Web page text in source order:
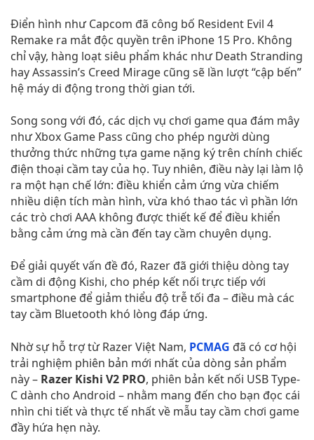
Điển hình như Capcom đã công bố Resident Evil 4
Remake ra mắt độc quyền trên iPhone 15 Pro. Không
chỉ vậy, hàng loạt siêu phẩm khác như Death Stranding
hay Assassin’s Creed Mirage cũng sẽ lần lượt “cập bến”
hệ máy di động trong thời gian tới.
Song song với đó, các dịch vụ chơi game qua đám mây
như Xbox Game Pass cũng cho phép người dùng
thưởng thức những tựa game nặng ký trên chính chiếc
điện thoại cầm tay của họ. Tuy nhiên, điều này lại làm lộ
ra một hạn chế lớn: điều khiển cảm ứng vừa chiếm
nhiều diện tích màn hình, vừa khó thao tác vì phần lớn
các trò chơi AAA không được thiết kế để điều khiển
bằng cảm ứng mà cần đến tay cầm chuyên dụng.
Để giải quyết vấn đề đó, Razer đã giới thiệu dòng tay
cầm di động Kishi, cho phép kết nối trực tiếp với
smartphone để giảm thiểu độ trễ tối đa – điều mà các
tay cầm Bluetooth khó lòng đáp ứng.
Nhờ sự hỗ trợ từ Razer Việt Nam, PCMAG đã có cơ hội
trải nghiệm phiên bản mới nhất của dòng sản phẩm
này – Razer Kishi V2 PRO, phiên bản kết nối USB Type-
C dành cho Android – nhằm mang đến cho bạn đọc cái
nhìn chi tiết và thực tế nhất về mẫu tay cầm chơi game
đầy hứa hẹn này.